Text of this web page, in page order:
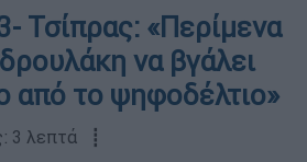
Τσίπρας: «Περίμενα
να βγάλει
από το ψηφοδέλτιο»
3 λεπτά ┋